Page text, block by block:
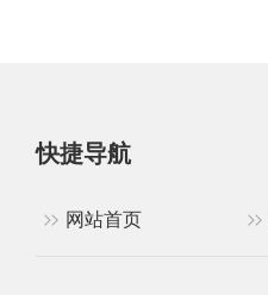
快捷导航
网站首页